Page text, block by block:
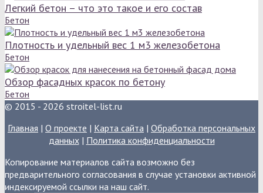
Легкий бетон – что это такое и его состав
Бетон
Плотность и удельный вес 1 м3 железобетона
Бетон
Обзор фасадных красок по бетону
Бетон
© 2015 - 2026 stroitel-list.ru
Главная | О проекте | Карта сайта | Обработка персональных
данных| Политика конфиденциальности
Копирование материалов сайта возможно без
предварительного согласования в случае установки активной
индексируемой ссылки на наш сайт.